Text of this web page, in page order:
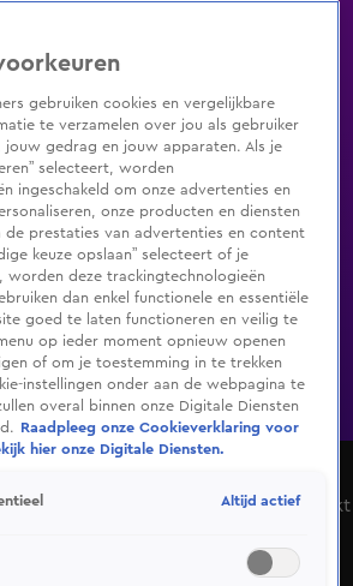
programma's Zenders Genres
TV inlogShop
Programma's De Bondgenoten
Shop
in Tiel na melding over pistool, blijkt
gebruiken cookies en vergelijkbare
te verzamelen over jou als gebruiker
jouw gedrag en jouw apparaten. Als je
selecteert, worden
ingeschakeld om onze advertenties en
onze producten en diensten
de prestaties van advertenties en content
keuze opslaan” selecteert of je
worden deze trackingtechnologieën
dan enkel functionele en essentiële
goed te laten functioneren en veilig te
op ieder moment opnieuw openen
of om je toestemming in te trekken
instellingen onder aan de webpagina te
overal binnen onze Digitale Diensten
Raadpleeg onze Cookieverklaring voor
hier onze Digitale Diensten.
Altijd actief